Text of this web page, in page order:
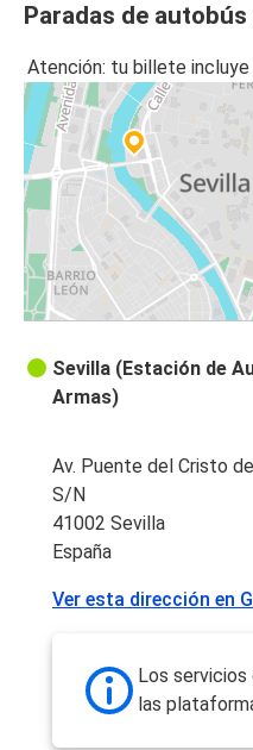
Paradas de
Atención: tu billete
Sevilla (Estación de
Armas)
Av. Puente del Cristo
S/N
41002 Sevilla
España
Ver esta dirección en
Los servicios
las